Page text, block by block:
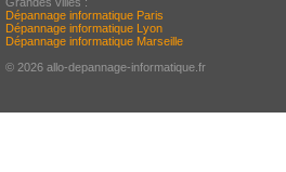
Dépannage informatique Paris
Dépannage informatique Lyon
Dépannage informatique Marseille
© 2026 allo-depannage-informatique.fr